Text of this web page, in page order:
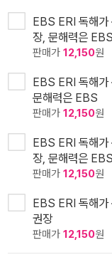
EBS ERI 독해가
장, 문해력은 EBS
판매가 12,150원
EBS ERI 독해가
문해력은 EBS
판매가 12,150원
EBS ERI 독해가
장, 문해력은 EBS
판매가 12,150원
EBS ERI 독해가
권장
판매가 12,150원